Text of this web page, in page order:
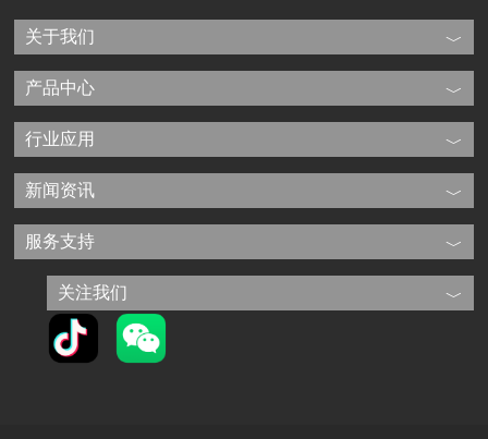
关于我们
产品中心
行业应用
新闻资讯
服务支持
关注我们